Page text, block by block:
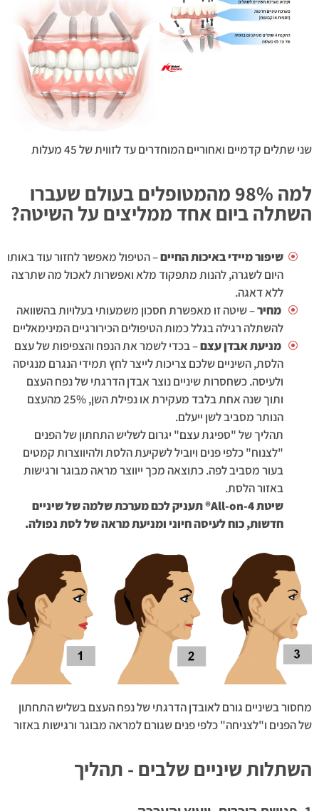
שני שתלים קדמיים ואחוריים המוחדרים עד לזווית של 45 מעלות
למה 98% מהמטופלים בעולם שעברו
השתלה ביום אחד ממליצים על השיטה?
שיפור מיידי באיכות החיים– הטיפול מאפשר לחזור עוד באותו
היום לשגרה, להנות מתפקוד מלא ואפשרות לאכול מה שתרצה
ללא דאגה.
מחיר– שיטה זו מאפשרת חסכון משמעותי בעלויות בהשוואה
להשתלה רגילה בגלל כמות הטיפולים הכירורגיים המינימאליים
מניעת אבדן עצם– בכדי לשמר את הנפח והצפיפות של עצם
הלסת, השיניים שלכם צריכות לייצר לחץ תמידי הנגרם מנגיסה
ולעיסה. כשחסרות שיניים נוצר אבדן הדרגתי של נפח העצם
ותוך שנה אחת בלבד מעקירת או נפילת השן, 25% מהעצם
הנותר מסביב לשן ייעלם.
תהליך של "ספיגת עצם" יגרום לשליש התחתון של הפנים
"לצנוח" כלפי פנים ויוביל לשקיעת הלסת ולהיווצרות קמטים
בעור מסביב לפה. כתוצאה מכך ייווצר מראה מבוגר ורגישות
באזור הלסת.
שיטת All-on-4® תעניק לכם מערכת שלמה של שיניים
חדשות, כוח לעיסה חיוני ומניעת מראה של לסת נפולה.
מחסור בשיניים גורם לאובדן הדרגתי של נפח העצם בשליש התחתון
של הפנים ו"לצניחה" כלפי פנים שגורם למראה מבוגר ורגישות באזור
השתלות שיניים שלבים - תהליך